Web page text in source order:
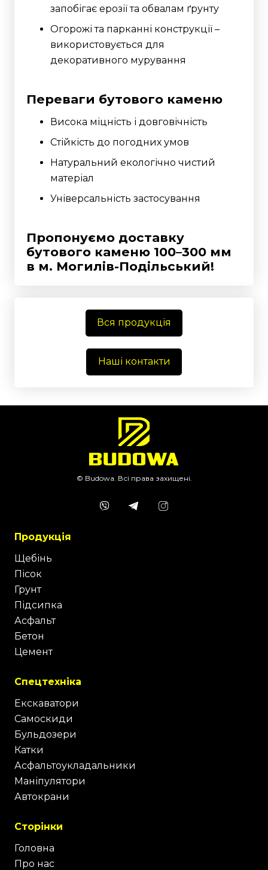
запобігає ерозії та обвалам ґрунту
Огорожі та парканні конструкції –
використовується для
декоративного мурування
Переваги бутового каменю
Висока міцність і довговічність
Стійкість до погодних умов
Натуральний екологічно чистий
матеріал
Універсальність застосування
Пропонуємо доставку
бутового каменю 100–300 мм
в м. Могилів-Подільський!
Вся продукція
Наші контакти
© Budowa. Всі права захищені.
Продукція
Щебінь
Пісок
Грунт
Підсипка
Асфальт
Бетон
Цемент
Спецтехніка
Екскаватори
Самоскиди
Бульдозери
Катки
Асфальтоукладальники
Маніпулятори
Автокрани
Сторінки
Головна
Про нас